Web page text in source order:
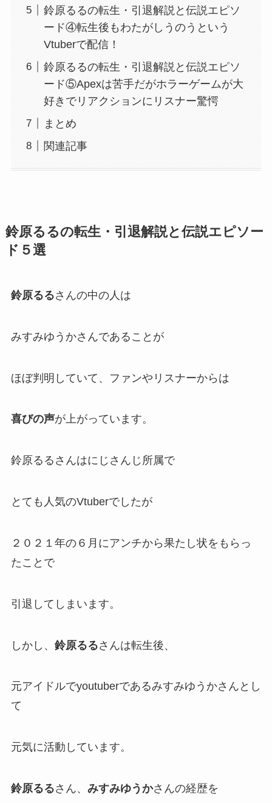
鈴原るるの転生・引退解説と伝説エピソ
ード④転生後もわたがしうのうという
Vtuberで配信！
鈴原るるの転生・引退解説と伝説エピソ
ード⑤Apexは苦手だがホラーゲームが大
好きでリアクションにリスナー驚愕
まとめ
関連記事
鈴原るるの転生・引退解説と伝説エピソー
ド５選
鈴原るるさんの中の人 は
みすみゆうかさんであることが
ほぼ判明していて、ファンやリスナーからは
喜びの声が上がっています。
鈴原るるさんはにじさんじ所属で
とても人気のVtuberでしたが
２０２１年の６月にアンチから果たし状をもらっ
たことで
引退してしまいます。
しかし、 鈴原るるさんは転生後、
元アイドルでyoutuberであるみすみゆうかさんとし
て
元気に活動しています。
鈴原るるさん、 みすみゆうかさんの経歴を